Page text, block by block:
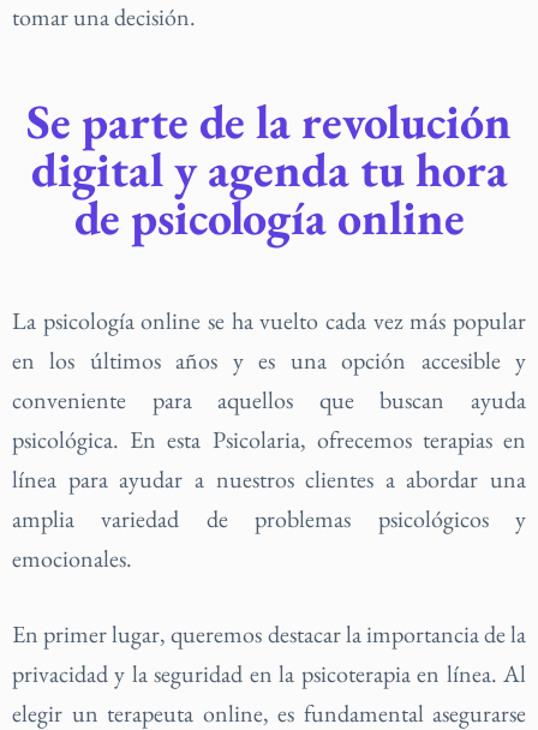
tomar una decisión.
Se parte de la revolución
digital y agenda tu hora
de psicología online
La psicología online se ha vuelto cada vez más popular
en los últimos años y es una opción accesible y
conveniente para aquellos que buscan ayuda
psicológica. En esta Psicolaria, ofrecemos terapias en
línea para ayudar a nuestros clientes a abordar una
amplia variedad de problemas psicológicos y
emocionales.
En primer lugar, queremos destacar la importancia de la
privacidad y la seguridad en la psicoterapia en línea. Al
elegir un terapeuta online, es fundamental asegurarse